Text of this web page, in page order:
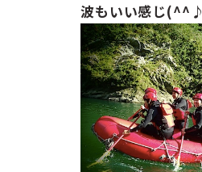
波もいい感じ(^^♪